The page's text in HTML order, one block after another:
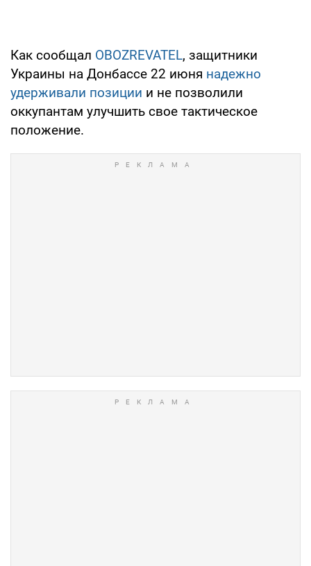
Как сообщал OBOZREVATEL, защитники
Украины на Донбассе 22 июня надежно
удерживали позиции и не позволили
оккупантам улучшить свое тактическое
положение.